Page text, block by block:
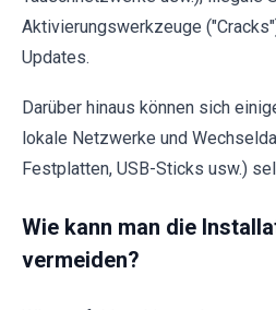
Aktivierungswerkzeuge
Updates.
Darüber hinaus können sich
lokale Netzwerke und
Festplatten, USB-Sticks usw.)
Wie kann man die
vermeiden?